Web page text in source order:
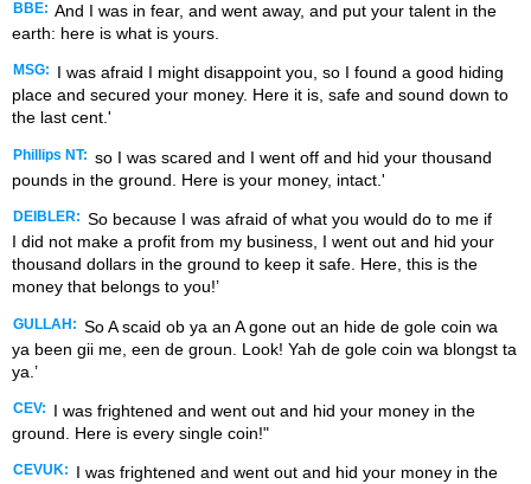
BBE: And I was in fear, and went away, and put your talent in the
earth: here is what is yours.
MSG:
I was afraid I might disappoint you, so I found a good hiding
place and secured your money. Here it is, safe and sound down to
the last cent.'
Phillips NT: so I was scared and I went off and hid your thousand
pounds in the ground. Here is your money, intact.'
DEIBLER: So because I was afraid of what you would do to me if
I did not make a profit from my business, I went out and hid your
thousand dollars in the ground to keep it safe. Here, this is the
money that belongs to you!’
GULLAH: So A scaid ob ya an A gone out an hide de gole coin wa
ya been gii me, een de groun. Look! Yah de gole coin wa blongst ta
ya.’
CEV:
I was frightened and went out and hid your money in the
ground. Here is every single coin!"
CEVUK:
I was frightened and went out and hid your money in the